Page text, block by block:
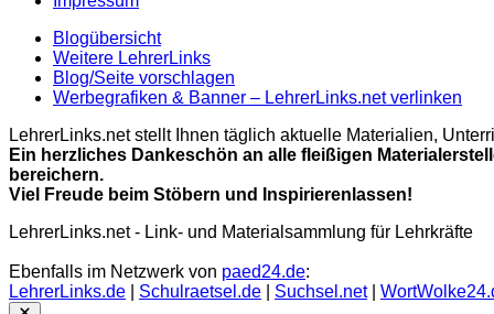
Blogübersicht
Weitere LehrerLinks
Blog/Seite vorschlagen
Werbegrafiken & Banner – LehrerLinks.net verlinken
LehrerLinks.net stellt Ihnen täglich aktuelle Materialien,
Ein herzliches Dankeschön an alle fleißigen
bereichern.
Viel Freude beim Stöbern und Inspirierenlassen!
LehrerLinks.net - Link- und Materialsammlung für Lehrkräfte
Ebenfalls im Netzwerk von paed24.de:
LehrerLinks.de
Schulraetsel.de Suchsel.net|